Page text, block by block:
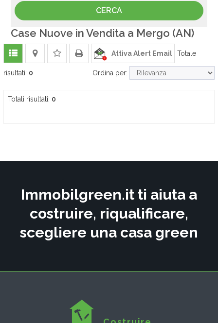
Case Nuove in Vendita a Mergo (AN)
Attiva Alert Email Totale
risultati: 0 Ordina per:
Totali risultati: 0
Immobilgreen.it ti aiuta a
costruire, riqualificare,
scegliere una casa green